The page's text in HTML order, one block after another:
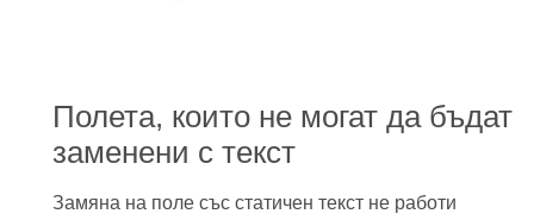
Полета, които не могат да бъдат
заменени с текст
Замяна на поле със статичен текст не работи